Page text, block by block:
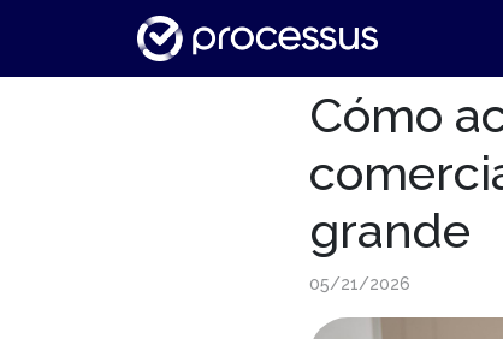
Cómo
grande
05/21/2026